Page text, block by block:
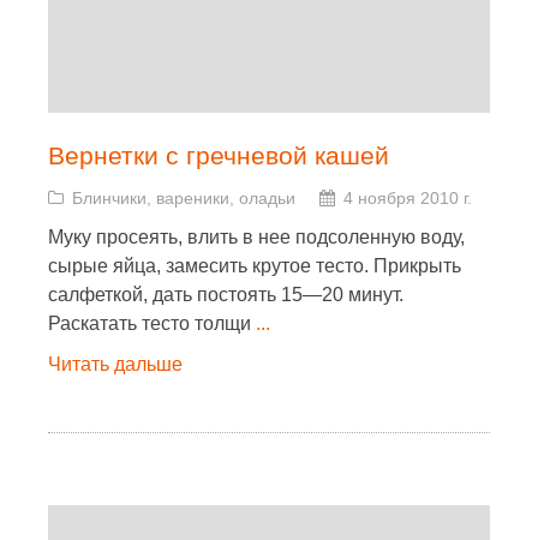
Вернетки с гречневой кашей
Блинчики, вареники, оладьи 4 ноября 2010 г.
Муку просеять, влить в нее подсоленную воду,
сырые яйца, замесить крутое тесто. Прикрыть
салфеткой, дать постоять 15—20 минут.
Раскатать тесто толщи ...
Читать дальше